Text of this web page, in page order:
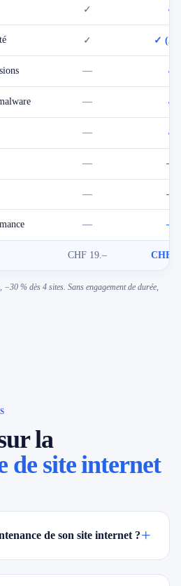
✓ ✓
✓ ✓
— ✓
— ✓
— ✓
— —
— —
— —
CHF 19.– CHF
% dès 4 sites. Sans engagement de durée,
la
de site internet
de son site internet ?+